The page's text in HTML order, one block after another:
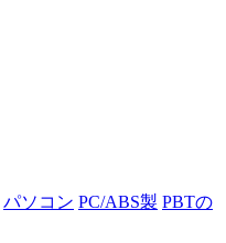
パソコン PC/ABS製 PBTの